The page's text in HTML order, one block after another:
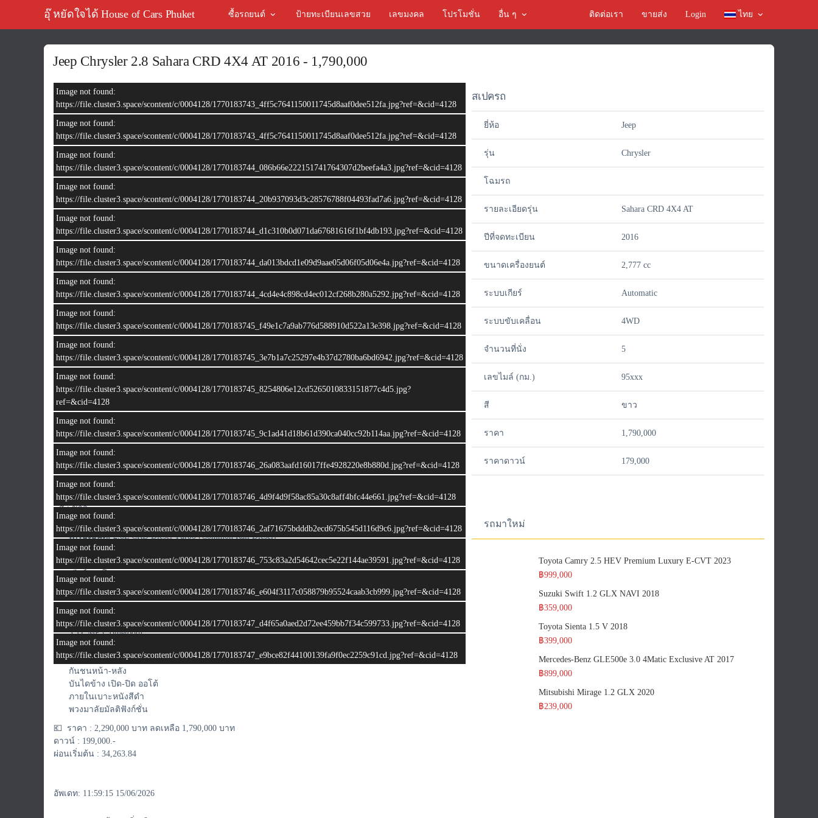
อุ๊ หยัดใจได้ House of Cars Phuket ซื้อรถยนต์ ป้ายทะเบียนเลขสวย เลขมงคล โปรโมชั่น อื่น ๆ ติดต่อเรา ขายส่ง Login ไทย
Jeep Chrysler 2.8 Sahara CRD 4X4 AT 2016 - 1,790,000
Image not found:
https://file.cluster3.space/scontent/c/0004128/1770183743_4ff5c7641150011745d8aaf0dee512fa.jpg?ref=&cid=4128
Image not found:
https://file.cluster3.space/scontent/c/0004128/1770183743_4ff5c7641150011745d8aaf0dee512fa.jpg?ref=&cid=4128
Image not found:
https://file.cluster3.space/scontent/c/0004128/1770183744_086b66e222151741764307d2beefa4a3.jpg?ref=&cid=4128
Image not found:
https://file.cluster3.space/scontent/c/0004128/1770183744_20b937093d3c28576788f04493fad7a6.jpg?ref=&cid=4128
Image not found:
https://file.cluster3.space/scontent/c/0004128/1770183744_d1c310b0d071da67681616f1bf4db193.jpg?ref=&cid=4128
Image not found:
https://file.cluster3.space/scontent/c/0004128/1770183744_da013bdcd1e09d9aae05d06f05d06e4a.jpg?ref=&cid=4128
Image not found:
https://file.cluster3.space/scontent/c/0004128/1770183744_4cd4e4c898cd4ec012cf268b280a5292.jpg?ref=&cid=4128
Image not found:
https://file.cluster3.space/scontent/c/0004128/1770183745_f49e1c7a9ab776d588910d522a13e398.jpg?ref=&cid=4128
Image not found:
https://file.cluster3.space/scontent/c/0004128/1770183745_3e7b1a7c25297e4b37d2780ba6bd6942.jpg?ref=&cid=4128
Image not found:
https://file.cluster3.space/scontent/c/0004128/1770183745_8254806e12cd5265010833151877c4d5.jpg?
ref=&cid=4128
Image not found:
https://file.cluster3.space/scontent/c/0004128/1770183745_9c1ad41d18b61d390ca040cc92b114aa.jpg?ref=&cid=4128
Image not found:
https://file.cluster3.space/scontent/c/0004128/1770183746_26a083aafd16017ffe4928220e8b880d.jpg?ref=&cid=4128
Image not found:
https://file.cluster3.space/scontent/c/0004128/1770183746_4d9f4d9f58ac85a30c8aff4bfc44e661.jpg?ref=&cid=4128
Image not found:
https://file.cluster3.space/scontent/c/0004128/1770183746_2af71675bdddb2ecd675b545d116d9c6.jpg?ref=&cid=4128
Image not found:
https://file.cluster3.space/scontent/c/0004128/1770183746_753c83a2d54642cec5e22f144ae39591.jpg?ref=&cid=4128
Image not found:
https://file.cluster3.space/scontent/c/0004128/1770183746_e604f3117c058879b95524caab3cb999.jpg?ref=&cid=4128
Image not found:
https://file.cluster3.space/scontent/c/0004128/1770183747_d4f65a0aed2d72ee459bb7f34c599733.jpg?ref=&cid=4128
Image not found:
https://file.cluster3.space/scontent/c/0004128/1770183747_e9bce82f44100139fa9f0ec2259c91cd.jpg?ref=&cid=4128
𝐉𝐞𝐞𝐩 𝐖𝐫𝐚𝐧𝐠𝐥𝐞𝐫 𝐒𝐚𝐡𝐚𝐫𝐚 𝟐.𝟖 𝐂𝐑𝐃 𝟒𝐗𝟒 𝐀𝐓
• ปีผลิต : 2013
• ปีจดทะเบียน : 2016
• เลขไมล์ : 95,xxx กม.
• สี : ขาว
รายละเอียดเครื่องยนต์
เครื่องยนต์:2.8L CRD Diesel Turbo (Common Rail Diesel)
แรงม้า:ประมาณ 197 แรงม้า
ระบบขับเคลื่อน:4WD (ขับเคลื่อน 4 ล้อ)
เกียร์: อัตโนมัติ (A/T)
รายละเอียดทั่วไป
พวงมาลัยมัลติฟังก์ชัน
Cruise Control
CD, MP3, Bluetooth,
หลังคาซันรูฟ
ตัวถัง JEEP WRANGLER SAHARA
กันชนหน้า-หลัง
บันไดข้าง เปิด-ปิด ออโต้
ภายในเบาะหนังสีดำ
พวงมาลัยมัลติฟังก์ชั่น
💶 ราคา : 2,290,000 บาท ลดเหลือ 1,790,000 บาท
ดาวน์ : 199,000.-
ผ่อนเริ่มต้น : 34,263.84
อัพเดท: 11:59:15 15/06/2026
สเปครถ
ยี่ห้อ Jeep
รุ่น Chrysler
โฉมรถ
รายละเอียดรุ่น Sahara CRD 4X4 AT
ปีที่จดทะเบียน 2016
ขนาดเครื่องยนต์ 2,777 cc
ระบบเกียร์ Automatic
ระบบขับเคลื่อน 4WD
จำนวนที่นั่ง 5
เลขไมล์ (กม.) 95xxx
สี ขาว
ราคา 1,790,000
ราคาดาวน์ 179,000
รถมาใหม่
Toyota Camry 2.5 HEV Premium Luxury E-CVT 2023
฿999,000
Suzuki Swift 1.2 GLX NAVI 2018
฿359,000
Toyota Sienta 1.5 V 2018
฿399,000
Mercedes-Benz GLE500e 3.0 4Matic Exclusive AT 2017
฿899,000
Mitsubishi Mirage 1.2 GLX 2020
฿239,000